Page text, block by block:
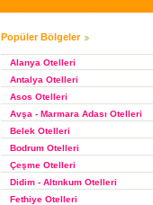
Popüler Bölgeler
Alanya Otelleri
Antalya Otelleri
Asos Otelleri
Avşa - Marmara Adası Otelleri
Belek Otelleri
Bodrum Otelleri
Çeşme Otelleri
Didim - Altınkum Otelleri
Fethiye Otelleri